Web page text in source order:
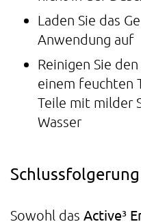
Laden Sie das
Anwendung auf
Reinigen Sie
einem feuchten
Teile mit milder
Wasser
Schlussfolgerung
Sowohl das Active³